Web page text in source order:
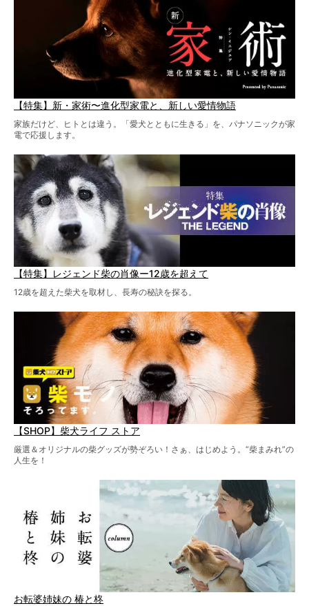
【特集】新・家術〜進化型家電と、新しい愛情物語
家族だけど、ヒトとは違う。「愛犬とともに生きる」を、パナソニックが家
電で応援します。
【特集】レジェンド柴の肖像ー12歳を超えて
12歳を超えた柴犬を取材し、長寿の秘訣を探る。
【SHOP】柴犬ライフ ストア
厳選＆オリジナルの柴グッズが勢ぞろい！さぁ、はじめよう。“柴まみれ”の
人生を！
お転婆姉妹の 椿と柊